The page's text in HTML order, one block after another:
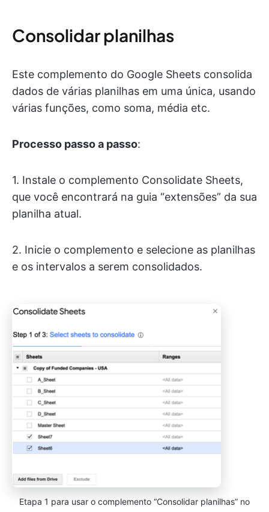
Consolidar planilhas
Este complemento do Google Sheets consolida
dados de várias planilhas em uma única, usando
várias funções, como soma, média etc.
Processo passo a passo:
1. Instale o complemento Consolidate Sheets,
que você encontrará na guia “extensões” da sua
planilha atual.
2. Inicie o complemento e selecione as planilhas
e os intervalos a serem consolidados.
Etapa 1 para usar o complemento “Consolidar planilhas” no